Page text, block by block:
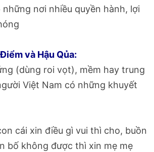
nơi nhiều quyền hành, lợi
và Hậu Qủa:
(dùng roi vọt), mềm hay trung
Việt Nam có những khuyết
cái xin điều gì vui thì cho, buồn
bố không được thì xin mẹ mẹ